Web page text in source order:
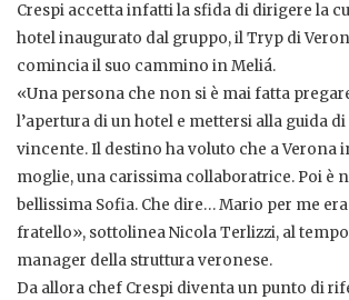
Crespi accetta infatti la sfida di dirigere la
hotel inaugurato dal gruppo, il Tryp di
comincia il suo cammino in Meliá.
«Una persona che non si è mai fatta
l’apertura di un hotel e mettersi alla guida
vincente. Il destino ha voluto che a Verona
moglie, una carissima collaboratrice. Poi è
bellissima Sofia. Che dire… Mario per me
fratello», sottolinea Nicola Terlizzi, al
manager della struttura veronese.
Da allora chef Crespi diventa un punto di